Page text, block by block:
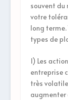
souvent du
votre
long
types de
1) Les
entreprise
très
augmenter